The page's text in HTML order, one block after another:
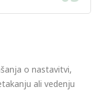
o nastavitvi,
ali vedenju